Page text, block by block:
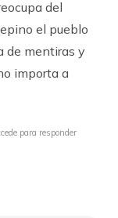
del
el pueblo
de mentiras y
importa a
para responder